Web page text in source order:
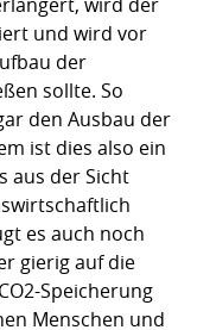
und wird vor
der
sollte. So
den Ausbau der
ist dies also ein
aus der Sicht
es auch noch
gierig auf die
Speicherung
Menschen und